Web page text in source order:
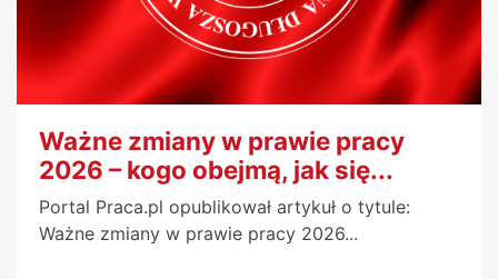
Ważne zmiany w prawie pracy
2026 – kogo obejmą, jak się...
Portal Praca.pl opublikował artykuł o tytule:
Ważne zmiany w prawie pracy 2026...